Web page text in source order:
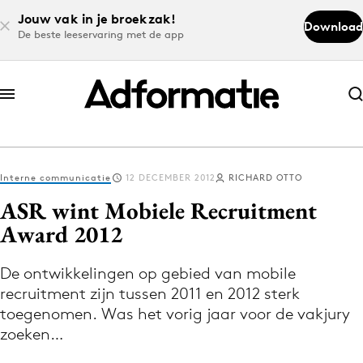
Jouw vak in je broekzak!
De beste leeservaring met de app
Download
Abonneer nu
Abonneer nu
Log in
Volg het laatste nieuws via de Adformatie
Nieuws app
Interne communicatie 12 DECEMBER 2012 RICHARD OTTO
ASR wint Mobiele Recruitment
Award 2012
De ontwikkelingen op gebied van mobile
recruitment zijn tussen 2011 en 2012 sterk
toegenomen. Was het vorig jaar voor de vakjury
zoeken…